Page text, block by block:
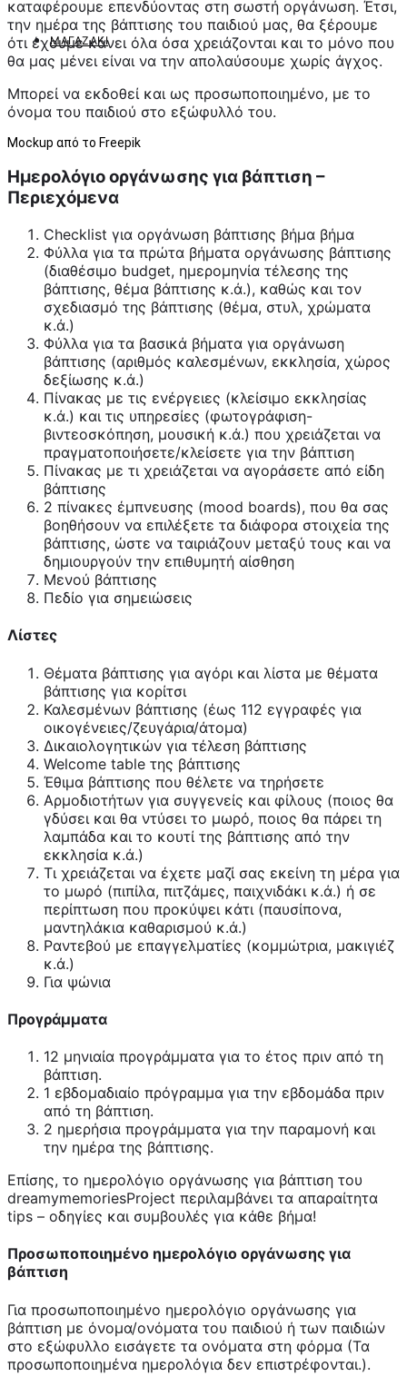
ΜΑΓΑΖΆΚΙ
καταφέρουμε επενδύοντας στη σωστή οργάνωση. Έτσι,
την ημέρα της βάπτισης του παιδιού μας, θα ξέρουμε
ότι έχουμε κάνει όλα όσα χρειάζονται και το μόνο που
θα μας μένει είναι να την απολαύσουμε χωρίς άγχος.
Μπορεί να εκδοθεί και ως προσωποποιημένο, με το
όνομα του παιδιού στο εξώφυλλό του.
Mockup από το Freepik
Ημερολόγιο οργάνωσης για βάπτιση –
Περιεχόμενα
Checklist για οργάνωση βάπτισης βήμα βήμα
Φύλλα για τα πρώτα βήματα οργάνωσης βάπτισης
(διαθέσιμο budget, ημερομηνία τέλεσης της
βάπτισης, θέμα βάπτισης κ.ά.), καθώς και τον
σχεδιασμό της βάπτισης (θέμα, στυλ, χρώματα
κ.ά.)
Φύλλα για τα βασικά βήματα για οργάνωση
βάπτισης (αριθμός καλεσμένων, εκκλησία, χώρος
δεξίωσης κ.ά.)
Πίνακας με τις ενέργειες (κλείσιμο εκκλησίας
κ.ά.) και τις υπηρεσίες (φωτογράφιση-
βιντεοσκόπηση, μουσική κ.ά.) που χρειάζεται να
πραγματοποιήσετε/κλείσετε για την βάπτιση
Πίνακας με τι χρειάζεται να αγοράσετε από είδη
βάπτισης
2 πίνακες έμπνευσης (mood boards), που θα σας
βοηθήσουν να επιλέξετε τα διάφορα στοιχεία της
βάπτισης, ώστε να ταιριάζουν μεταξύ τους και να
δημιουργούν την επιθυμητή αίσθηση
Μενού βάπτισης
Πεδίο για σημειώσεις
Λίστες
Θέματα βάπτισης για αγόρι και λίστα με θέματα
βάπτισης για κορίτσι
Καλεσμένων βάπτισης (έως 112 εγγραφές για
οικογένειες/ζευγάρια/άτομα)
Δικαιολογητικών για τέλεση βάπτισης
Welcome table της βάπτισης
Έθιμα βάπτισης που θέλετε να τηρήσετε
Αρμοδιοτήτων για συγγενείς και φίλους (ποιος θα
γδύσει και θα ντύσει το μωρό, ποιος θα πάρει τη
λαμπάδα και το κουτί της βάπτισης από την
εκκλησία κ.ά.)
Τι χρειάζεται να έχετε μαζί σας εκείνη τη μέρα για
το μωρό (πιπίλα, πιτζάμες, παιχνιδάκι κ.ά.) ή σε
περίπτωση που προκύψει κάτι (παυσίπονα,
μαντηλάκια καθαρισμού κ.ά.)
Ραντεβού με επαγγελματίες (κομμώτρια, μακιγιέζ
κ.ά.)
Για ψώνια
Προγράμματα
12 μηνιαία προγράμματα για το έτος πριν από τη
βάπτιση.
1 εβδομαδιαίο πρόγραμμα για την εβδομάδα πριν
από τη βάπτιση.
2 ημερήσια προγράμματα για την παραμονή και
την ημέρα της βάπτισης.
Επίσης, το ημερολόγιο οργάνωσης για βάπτιση του
dreamymemoriesProject περιλαμβάνει τα απαραίτητα
tips – οδηγίες και συμβουλές για κάθε βήμα!
Προσωποποιημένο ημερολόγιο οργάνωσης για
βάπτιση
Για προσωποποιημένο ημερολόγιο οργάνωσης για
βάπτιση με όνομα/ονόματα του παιδιού ή των παιδιών
στο εξώφυλλο εισάγετε τα ονόματα στη φόρμα (Τα
προσωποποιημένα ημερολόγια δεν επιστρέφονται.).